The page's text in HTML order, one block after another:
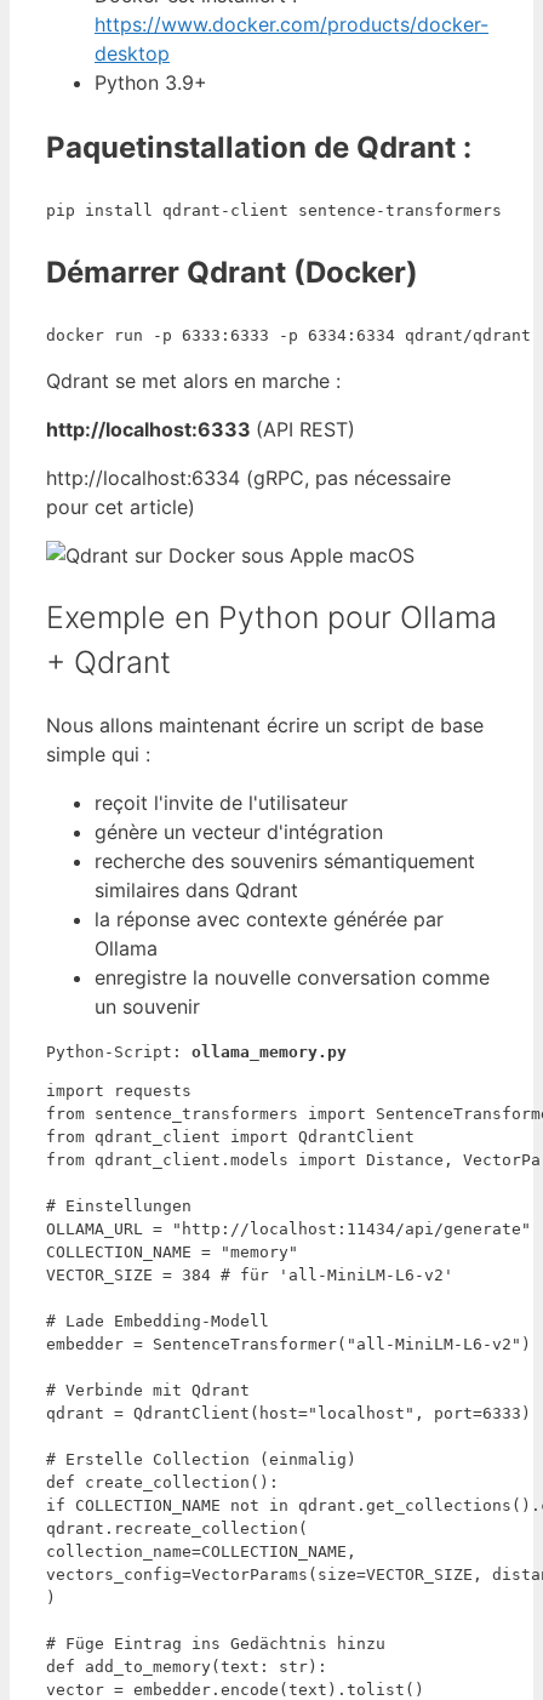
https://www.docker.com/products/docker-
desktop
Python 3.9+
Paquetinstallation de Qdrant :
pip install qdrant-client sentence-transformers
Démarrer Qdrant (Docker)
docker run -p 6333:6333 -p 6334:6334 qdrant/qdrant
Qdrant se met alors en marche :
http://localhost:6333 (API REST)
http://localhost:6334 (gRPC, pas nécessaire
pour cet article)
Exemple en Python pour Ollama
+ Qdrant
Nous allons maintenant écrire un script de base
simple qui :
reçoit l'invite de l'utilisateur
génère un vecteur d'intégration
recherche des souvenirs sémantiquement
similaires dans Qdrant
la réponse avec contexte générée par
Ollama
enregistre la nouvelle conversation comme
un souvenir
Python-Script: ollama_memory.py
import requests
from sentence_transformers import
from qdrant_client import QdrantClient
from qdrant_client.models import Distance,
# Einstellungen
OLLAMA_URL = "http://localhost:11434/api/generate"
COLLECTION_NAME = "memory"
VECTOR_SIZE = 384 # für 'all-MiniLM-L6-v2'
# Lade Embedding-Modell
embedder = SentenceTransformer("all-MiniLM-L6-v2")
# Verbinde mit Qdrant
qdrant = QdrantClient(host="localhost", port=6333)
# Erstelle Collection (einmalig)
def create_collection():
if COLLECTION_NAME not in
qdrant.recreate_collection(
collection_name=COLLECTION_NAME,
vectors_config=VectorParams(size=VECTOR_SIZE,
)
# Füge Eintrag ins Gedächtnis hinzu
def add_to_memory(text: str):
vector = embedder.encode(text).tolist()